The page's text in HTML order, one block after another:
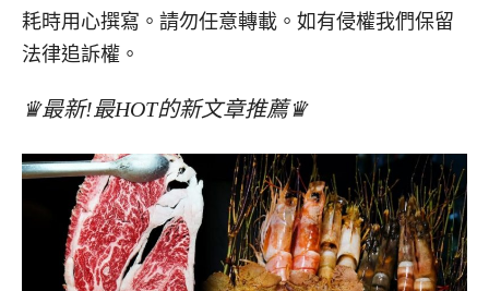
耗時用心撰寫。請勿任意轉載。如有侵權我們保留
法律追訴權。
♛最新!最HOT的新文章推薦♛